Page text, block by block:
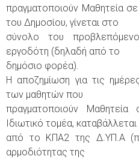
πραγματοποιούν Μαθητεία
του Δημοσίου, γίνεται στο
σύνολο του
εργοδότη (δηλαδή από το
δημόσιο φορέα).
Η αποζημίωση για τις
των μαθητών που
πραγματοποιούν
Ιδιωτικό τομέα, καταβάλλεται
από το ΚΠΑ2 της Δ.ΥΠ.Α
αρμοδιότητας της